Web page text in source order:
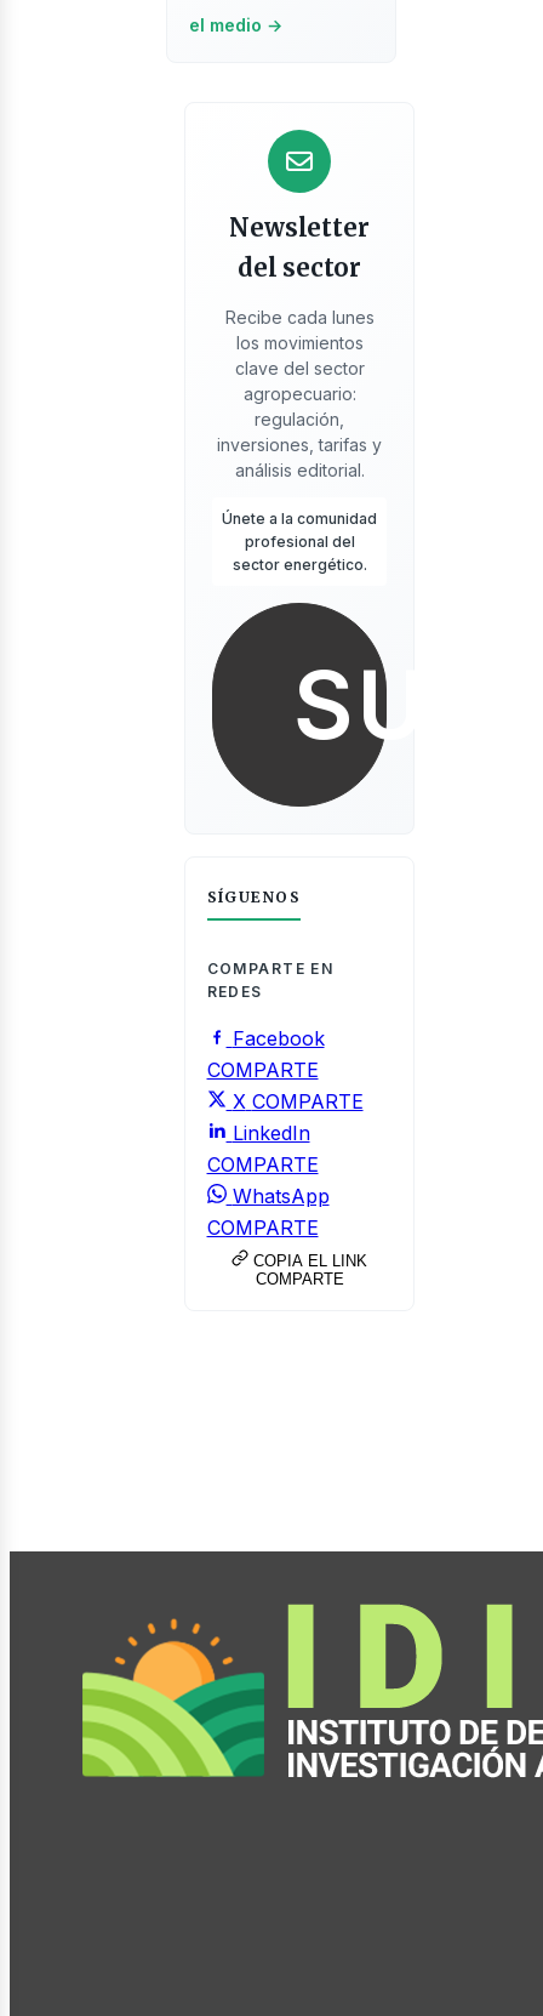
el medio →
Newsletter
del sector
Recibe cada lunes
los movimientos
clave del sector
agropecuario:
regulación,
inversiones, tarifas y
análisis editorial.
Únete a la comunidad
profesional del
sector energético.
SÍGUENOS
COMPARTE EN
REDES
Facebook
COMPARTE
X COMPARTE
LinkedIn
COMPARTE
WhatsApp
COMPARTE
COPIA EL LINK
COMPARTE